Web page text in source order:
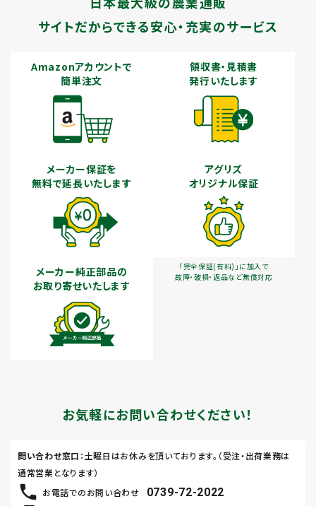
サイトだからできる安心・充実のサービス
Amazonアカウントで
簡単注文
領収書・見積書
発行いたします
メーカー保証を
無料で延長いたします
アグリズ
オリジナル保証
「完全保証(有料)」に加入で
故障・破損・返品など無償対応
メーカー純正部品の
お取り寄せいたします
お気軽にお問い合わせください！
お電話でのお問い合わせ 0739-72-2022
問い合わせ窓口 ：土曜日はお休みを頂いております。（受注・出荷業務は
通常営業となります）